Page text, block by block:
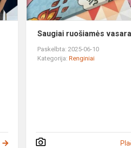
Saugiai ruošiamės
Paskelbta: 2025-06-10
Kategorija:Renginiai